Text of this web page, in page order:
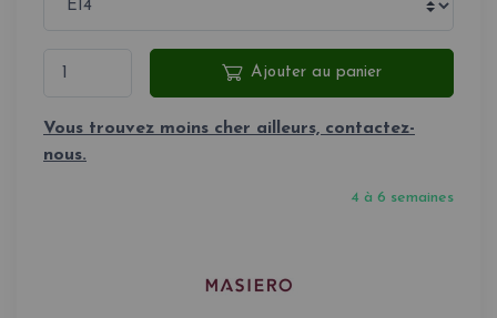
Ajouter au panier
Vous trouvez moins cher ailleurs, contactez-
nous.
4 à 6 semaines